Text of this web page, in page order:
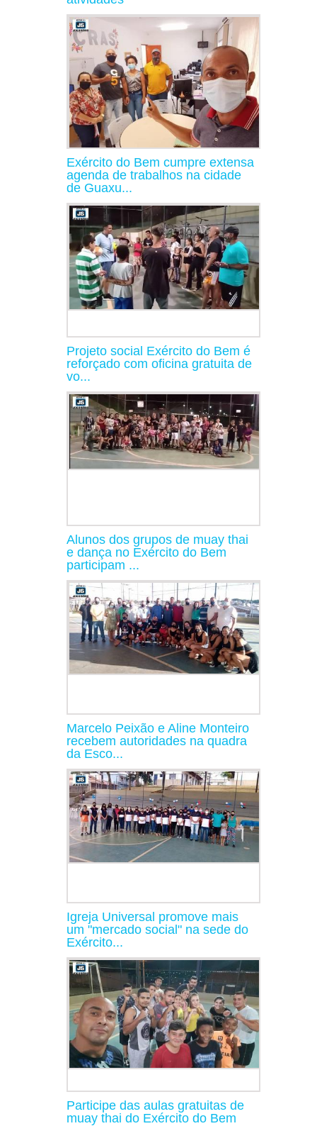
Exército do Bem cumpre extensa
agenda de trabalhos na cidade
de Guaxu...
Projeto social Exército do Bem é
reforçado com oficina gratuita de
vo...
Alunos dos grupos de muay thai
e dança no Exército do Bem
participam ...
Marcelo Peixão e Aline Monteiro
recebem autoridades na quadra
da Esco...
Igreja Universal promove mais
um "mercado social" na sede do
Exército...
Participe das aulas gratuitas de
muay thai do Exército do Bem